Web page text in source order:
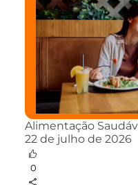
Alimentação
22 de julho de 2026
0